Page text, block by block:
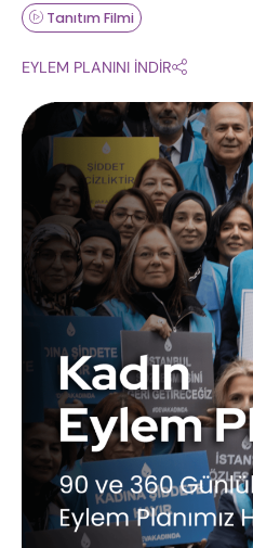
Tanıtım Filmi
EYLEM PLANINI İNDİR